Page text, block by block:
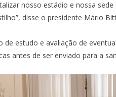
nosso estádio e nossa
disse o presidente Mário
estudo e avaliação de
antes de ser enviado para a
-SÁB, 1/8, 17:30-